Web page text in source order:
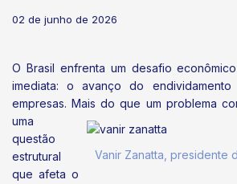
02 de junho de 2026
O Brasil enfrenta um desafio
imediata: o avanço do
empresas. Mais do que um problema
Vanir Zanatta, presidente
uma
questão
estrutural
que afeta o